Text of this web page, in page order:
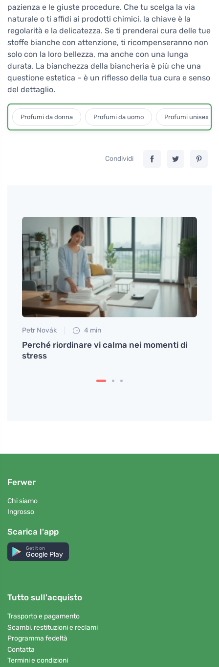
pazienza e le giuste procedure. Che tu scelga la via
naturale o ti affidi ai prodotti chimici, la chiave è la
regolarità e la delicatezza. Se ti prenderai cura delle tue
stoffe bianche con attenzione, ti ricompenseranno non
solo con la loro bellezza, ma anche con una lunga
durata. La bianchezza della biancheria è più che una
questione estetica – è un riflesso della tua cura e senso
del dettaglio.
Profumi da donna Profumi da uomo Profumi unisex
Condividi
Petr Novák 4 min
Perché riordinare vi calma nei momenti di
stress
Ferwer
Chi siamo
Ingrosso
Scarica l'app
Get it on
Google Play
Tutto sull'acquisto
Trasporto e pagamento
Scambi, restituzioni e reclami
Programma fedeltà
Contatta
Termini e condizioni